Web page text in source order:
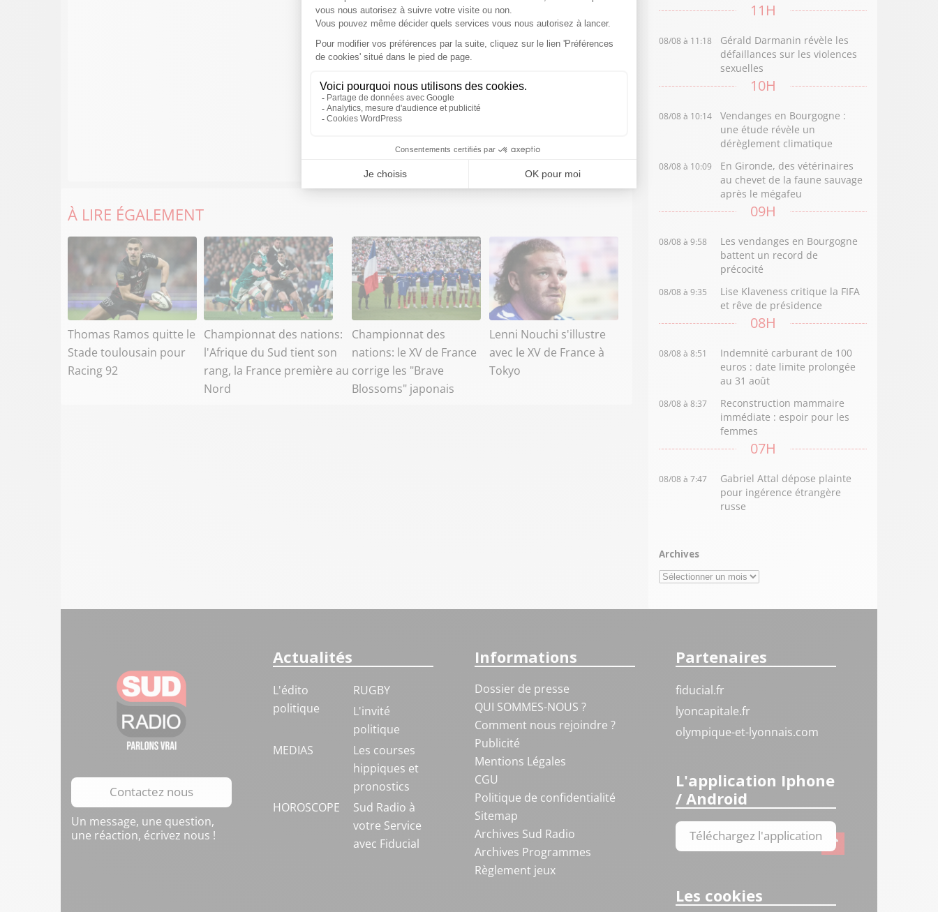
À LIRE ÉGALEMENT
Thomas Ramos quitte le
Stade toulousain pour
Racing 92
Championnat des nations:
l'Afrique du Sud tient son
rang, la France première au
Nord
Championnat des
nations: le XV de France
corrige les "Brave
Blossoms" japonais
Lenni Nouchi s'illustre
avec le XV de France à
Tokyo
11H
08/08 à 11:18
Gérald Darmanin révèle les
défaillances sur les violences
sexuelles
10H
08/08 à 10:14
Vendanges en Bourgogne :
une étude révèle un
dérèglement climatique
08/08 à 10:09
En Gironde, des vétérinaires
au chevet de la faune sauvage
après le mégafeu
09H
08/08 à 9:58
Les vendanges en Bourgogne
battent un record de
précocité
08/08 à 9:35
Lise Klaveness critique la FIFA
et rêve de présidence
08H
08/08 à 8:51
Indemnité carburant de 100
euros : date limite prolongée
au 31 août
08/08 à 8:37
Reconstruction mammaire
immédiate : espoir pour les
femmes
07H
08/08 à 7:47
Gabriel Attal dépose plainte
pour ingérence étrangère
russe
Archives
Archives
Contactez nous
Un message, une question,
une réaction, écrivez nous !
Actualités
L'édito
politique
RUGBY
L'invité
politique
MEDIAS
Les courses
hippiques et
pronostics
HOROSCOPE
Sud Radio à
votre Service
avec Fiducial
Informations
Dossier de presse
QUI SOMMES-NOUS ?
Comment nous rejoindre ?
Publicité
Mentions Légales
CGU
Politique de confidentialité
Sitemap
Archives Sud Radio
Archives Programmes
Règlement jeux
Partenaires
fiducial.fr
lyoncapitale.fr
olympique-et-lyonnais.com
L'application Iphone
/ Android
Téléchargez l'application
Les cookies